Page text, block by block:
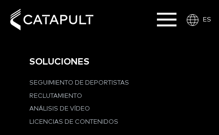
ES
SOLUCIONES
SEGUIMIENTO DE DEPORTISTAS
RECLUTAMIENTO
ANÁLISIS DE VÍDEO
LICENCIAS DE CONTENIDOS